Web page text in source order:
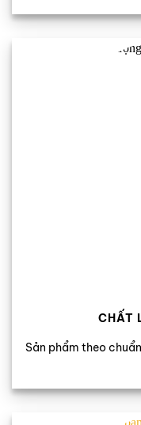
CHẤT
Sản phẩm theo